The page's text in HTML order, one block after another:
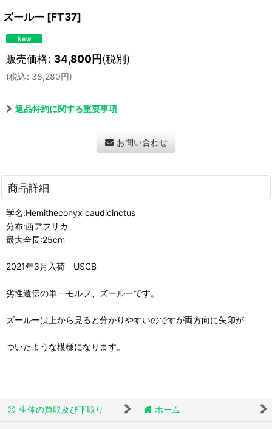
ズールー [FT37]
販売価格: 34,800円(税別)
(税込: 38,280円)
返品特約に関する重要事項
お問い合わせ
商品詳細
学名:Hemitheconyx caudicinctus
分布:西アフリカ
最大全長:25cm
2021年3月入荷 USCB
劣性遺伝の単一モルフ、ズールーです。
ズールーは上から見ると分かりやすいのですが両方向に矢印が
ついたような模様になります。
生体の買取及び下取り ホーム